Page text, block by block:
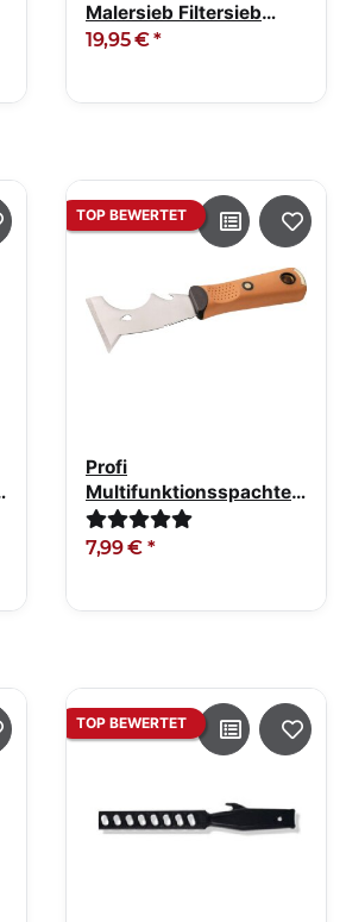
Malersieb Filtersieb
rostfrei
19,95 €*
TOP BEWERTET
Profi
Multifunktionsspachtel
75mm, Edelstahl rostfrei
7,99 € *
TOP BEWERTET